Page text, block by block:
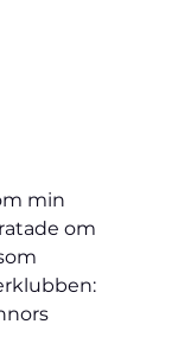
min
om